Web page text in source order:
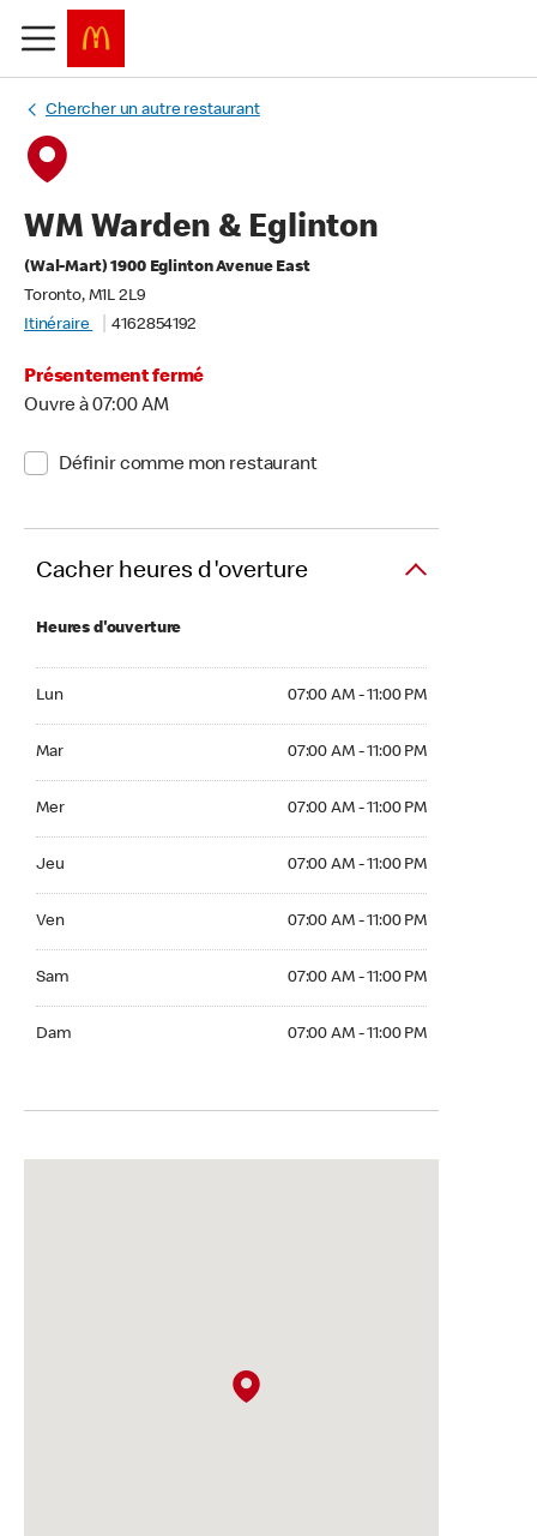
Chercher un autre restaurant
WM Warden & Eglinton
(Wal-Mart) 1900 Eglinton Avenue East
Toronto, M1L 2L9
Itinéraire
4162854192
Présentement fermé
Ouvre à 07:00 AM
Définir comme mon restaurant
Cacher heures d'overture
Heures d'ouverture
Lun 07:00 AM - 11:00 PM
Mar 07:00 AM - 11:00 PM
Mer 07:00 AM - 11:00 PM
Jeu 07:00 AM - 11:00 PM
Ven 07:00 AM - 11:00 PM
Sam 07:00 AM - 11:00 PM
Dam 07:00 AM - 11:00 PM